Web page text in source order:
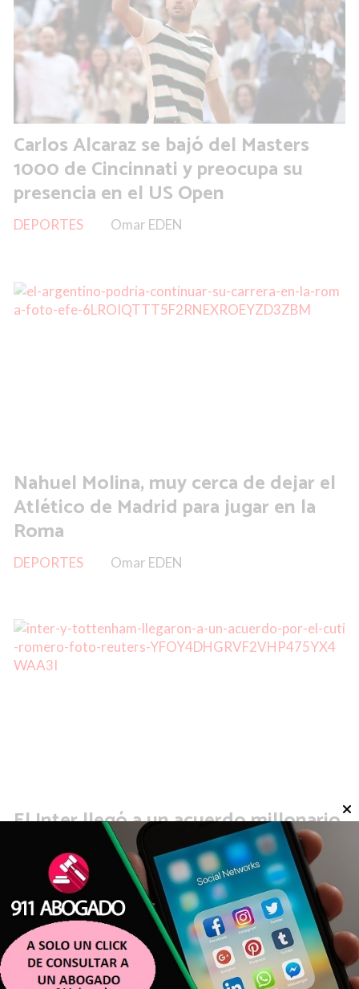
Carlos Alcaraz se bajó del Masters
1000 de Cincinnati y preocupa su
presencia en el US Open
Omar EDEN
DEPORTES
Nahuel Molina, muy cerca de dejar el
Atlético de Madrid para jugar en la
Roma
Omar EDEN
DEPORTES
El Inter llegó a un acuerdo millonario
con el Tottenham para contratar al
Cuti Romero
Omar EDEN
DEPORTES